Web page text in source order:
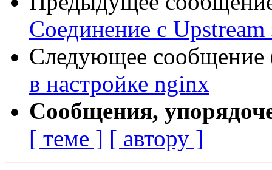
Соединение с Upstream
Следующее сообщение
в настройке nginx
Сообщения,
[ теме ] [ автору ]